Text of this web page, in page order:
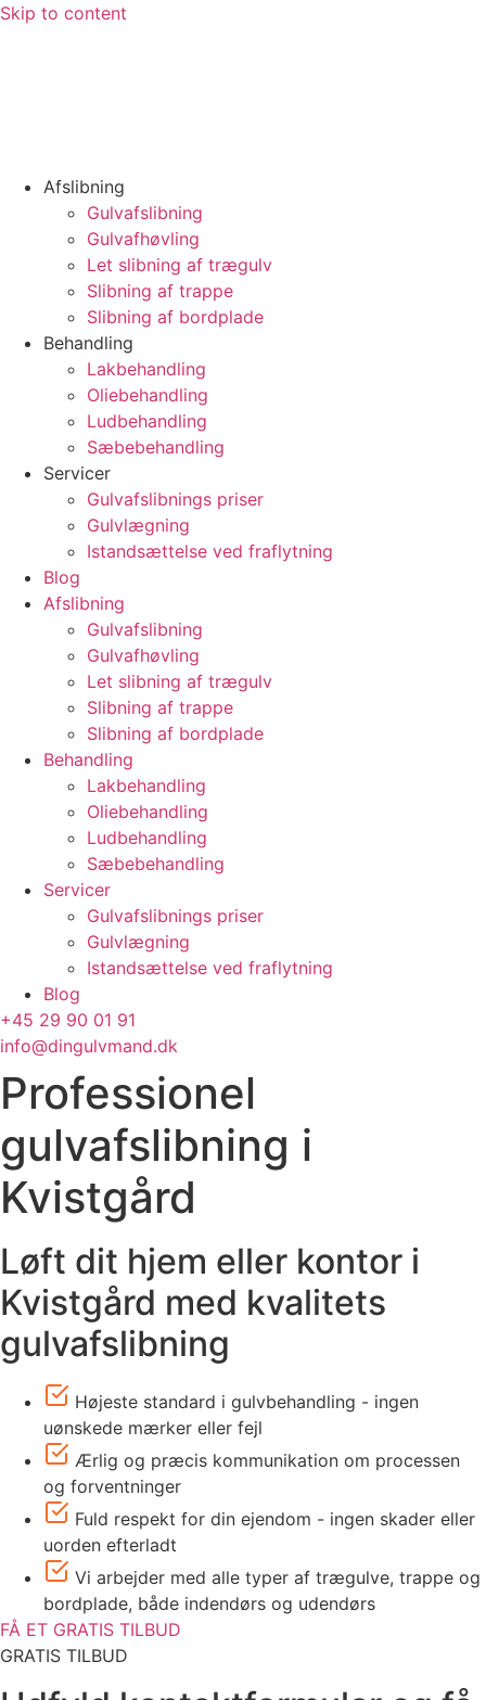
Skip to content
Afslibning
Gulvafslibning
Gulvafhøvling
Let slibning af trægulv
Slibning af trappe
Slibning af bordplade
Behandling
Lakbehandling
Oliebehandling
Ludbehandling
Sæbebehandling
Servicer
Gulvafslibnings priser
Gulvlægning
Istandsættelse ved fraflytning
Blog
Afslibning
Gulvafslibning
Gulvafhøvling
Let slibning af trægulv
Slibning af trappe
Slibning af bordplade
Behandling
Lakbehandling
Oliebehandling
Ludbehandling
Sæbebehandling
Servicer
Gulvafslibnings priser
Gulvlægning
Istandsættelse ved fraflytning
Blog
+45 29 90 01 91
info@dingulvmand.dk
Professionel
gulvafslibning i
Kvistgård
Løft dit hjem eller kontor i
Kvistgård med kvalitets
gulvafslibning
Højeste standard i gulvbehandling - ingen
uønskede mærker eller fejl
Ærlig og præcis kommunikation om processen
og forventninger
Fuld respekt for din ejendom - ingen skader eller
uorden efterladt
Vi arbejder med alle typer af trægulve, trappe og
bordplade, både indendørs og udendørs
FÅ ET GRATIS TILBUD
GRATIS TILBUD